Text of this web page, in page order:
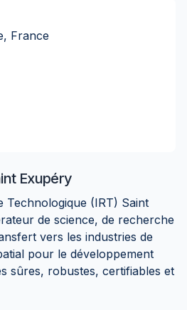
Exupéry
Technologique (IRT) Saint
de science, de recherche
vers les industries de
pour le développement
sûres, robustes, certifiables et
France